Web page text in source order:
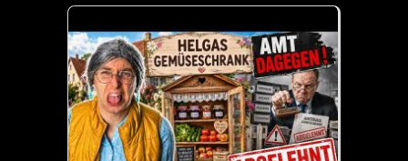
Was für ein tolles Feedback-Gespräch mit der